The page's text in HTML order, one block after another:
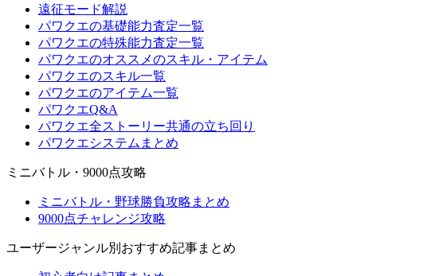
遠征モード解説
パワクエの基礎能力査定一覧
パワクエの特殊能力査定一覧
パワクエのオススメのスキル・アイテム
パワクエのスキル一覧
パワクエのアイテム一覧
パワクエQ&A
パワクエ全ストーリー共通の立ち回り
パワクエシステムまとめ
ミニバトル・9000点攻略
ミニバトル・野球勝負攻略まとめ
9000点チャレンジ攻略
ユーザージャンル別おすすめ記事まとめ